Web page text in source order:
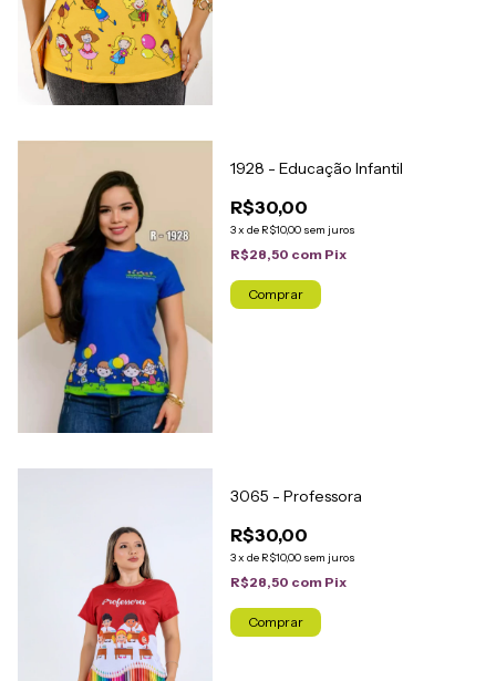
1928 - Educação Infantil
R$30,00
3x de R$10,00 sem juros
R$28,50 com Pix
Comprar
3065 - Professora
R$30,00
3x de R$10,00 sem juros
R$28,50 com Pix
Comprar